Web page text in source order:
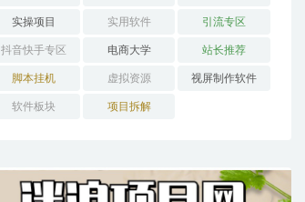
实操项目 实用软件 引流专区
抖音快手专区 电商大学 站长推荐
脚本挂机 虚拟资源 视屏制作软件
软件板块 项目拆解